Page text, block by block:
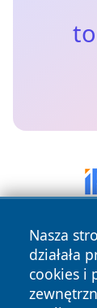
Nasza
działała
cookies i